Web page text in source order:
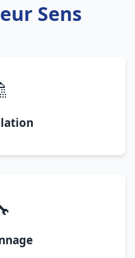
Sens